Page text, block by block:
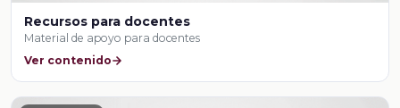
Recursos para docentes
Material de apoyo para docentes
Ver contenido